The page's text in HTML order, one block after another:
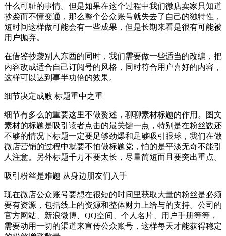
什么可耻的事情。但是如果在这个过程中我们微店卖家只知道
抄袭而不懂变通，那么整个公众账号就失去了自己的独特性，
短时间这样做可能会有一些成果，但是长期来看是很有可能被
用户抛弃。
在借鉴抄袭别人东西的同时，我们需要做一些适当的改编，把
内容改成适合自己订阅号的风格，同时符合用户喜好的内容，
这样可以达到事半功倍的效果。
细节决定成败 标题重中之重
细节有多么的重要这里不做赘述，聊聊素材标题的作用。图文
素材的标题是吸引读者点击的最关键一点，特别是在粉丝数还
不够的情况下标题一定要足够劲爆和足够吸引眼球，我们在做
微店营销的过程中就要不怕做标题党，怕的是平淡无奇不能引
人注意。另外标题千万不要太长，尽量简短而且要突出重点。
吸引粉丝是难题 从身边朋友们入手
现在微店公众账号要想在很短的时间里获取大量的粉丝是必须
要有资源，包括线上的资源和整体财力上给与的支持。公司的
官方网站、新浪微博、QQ空间、个人名片、用户手册等等，
需要动用一切的渠道来宣传公众账号，这样每天才能获得稳定